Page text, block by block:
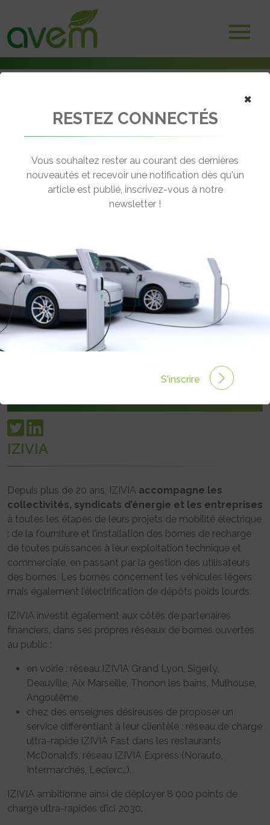
Bornes et systèmes de recharge
Immeuble Le Colisée
92419 COURBEVOIE Cedex
presse@izivia.com
IZIVIA
Depuis plus de 20 ans, IZIVIA accompagne les
collectivités, syndicats d’énergie et les entreprises
à toutes les étapes de leurs projets de mobilité électrique
: de la fourniture et l’installation des bornes de recharge
de toutes puissances à leur exploitation technique et
commerciale, en passant par la gestion des utilisateurs
des bornes. Les bornes concernent les véhicules légers
mais également l’électrification de dépôts poids lourds.
IZIVIA investit également aux côtés de partenaires
financiers, dans ses propres réseaux de bornes ouvertes
au public :
en voirie : réseau IZIVIA Grand Lyon, Sigerly,
Deauville, Aix Marseille, Thonon les bains, Mulhouse,
Angoulême
chez des enseignes désireuses de proposer un
service différentiant à leur clientèle : réseau de charge
ultra-rapide IZIVIA Fast dans les restaurants
McDonald’s, réseau IZIVIA Express (Norauto,
Intermarchés, Leclerc…).
IZIVIA ambitionne ainsi de déployer 8 000 points de
charge ultra-rapides d’ici 2030.
×
RESTEZ CONNECTÉS
Vous souhaitez rester au courant des dernières
nouveautés et recevoir une notification dès qu'un
article est publié, inscrivez-vous à notre
newsletter !
S'inscrire